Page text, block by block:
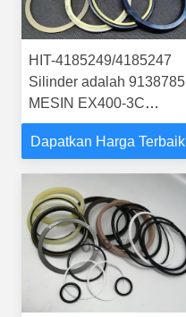
HIT-4185249/4185247
Silinder adalah 9138785
MESIN EX400-3C
EXCAVATOR
STEERING BOOM ARM
SILINDER HIDROLIK
Dapatkan Harga Terbaik